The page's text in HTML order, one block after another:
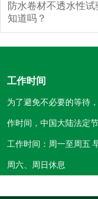
防水卷材不透水性
知道吗？
工作时间
为了避免不必要的等待
作时间，中国大陆法定节
工作时间：周一至周五
周六、周日休息